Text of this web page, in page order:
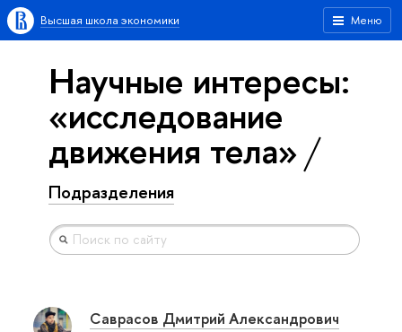
Меню
Высшая школа экономики
Научные интересы:
«исследование
движения тела»
Подразделения
Саврасов Дмитрий Александрович